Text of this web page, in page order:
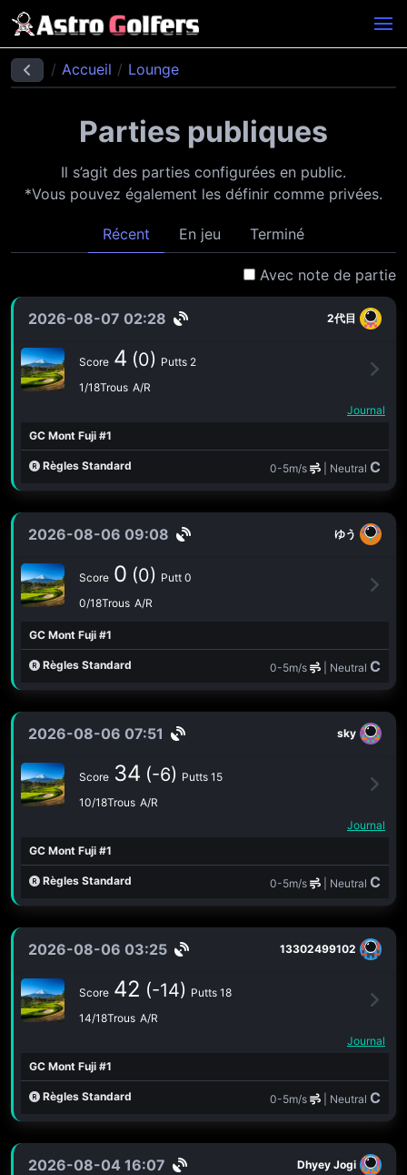
Accueil Lounge
Parties publiques
Il s’agit des parties configurées en public.
*Vous pouvez également les définir comme privées.
Récent En jeu Terminé
Avec note de partie
2026-08-07 02:28 2代目
Score 4 (0) Putts 2
1/18Trous A/R
Journal
GC Mont Fuji #1
Règles Standard 0-5m/s | Neutral C
2026-08-06 09:08 ゆう
Score 0 (0) Putt 0
0/18Trous A/R
GC Mont Fuji #1
Règles Standard 0-5m/s | Neutral C
2026-08-06 07:51 sky
Score 34 (-6) Putts 15
10/18Trous A/R
Journal
GC Mont Fuji #1
Règles Standard 0-5m/s | Neutral C
2026-08-06 03:25 13302499102
Score 42 (-14) Putts 18
14/18Trous A/R
Journal
GC Mont Fuji #1
Règles Standard 0-5m/s | Neutral C
2026-08-04 16:07 Dhyey Jogi